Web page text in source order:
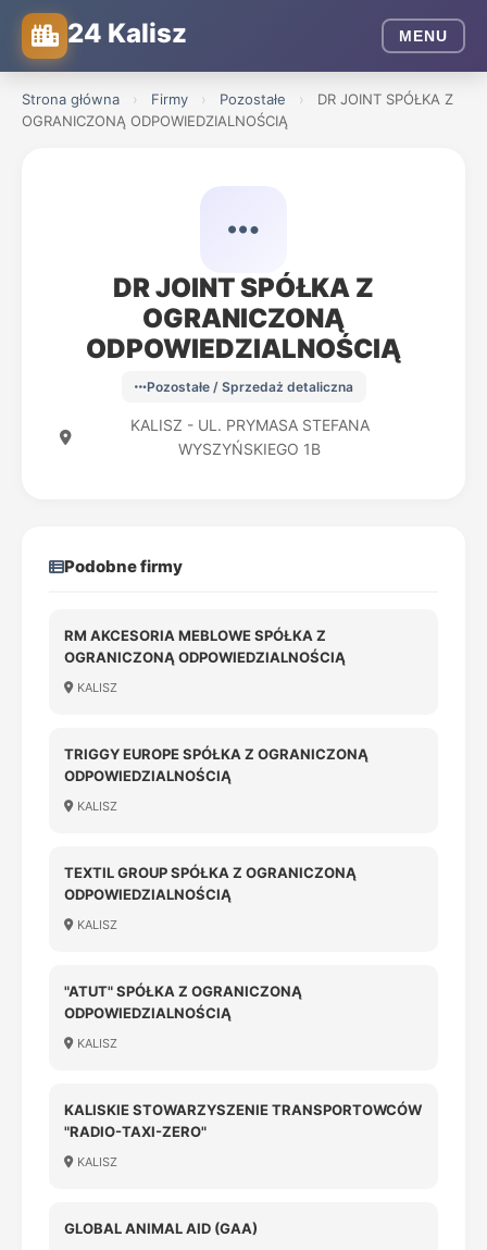
24 Kalisz MENU
Strona główna › Firmy › Pozostałe ›
DR JOINT SPÓŁKA Z
OGRANICZONĄ ODPOWIEDZIALNOŚCIĄ
DR JOINT SPÓŁKA Z
OGRANICZONĄ
ODPOWIEDZIALNOŚCIĄ
Pozostałe / Sprzedaż detaliczna
KALISZ - UL. PRYMASA STEFANA
WYSZYŃSKIEGO 1B
Podobne firmy
RM AKCESORIA MEBLOWE SPÓŁKA Z
OGRANICZONĄ ODPOWIEDZIALNOŚCIĄ
KALISZ
TRIGGY EUROPE SPÓŁKA Z OGRANICZONĄ
ODPOWIEDZIALNOŚCIĄ
KALISZ
TEXTIL GROUP SPÓŁKA Z OGRANICZONĄ
ODPOWIEDZIALNOŚCIĄ
KALISZ
"ATUT" SPÓŁKA Z OGRANICZONĄ
ODPOWIEDZIALNOŚCIĄ
KALISZ
KALISKIE STOWARZYSZENIE TRANSPORTOWCÓW
"RADIO-TAXI-ZERO"
KALISZ
GLOBAL ANIMAL AID (GAA)